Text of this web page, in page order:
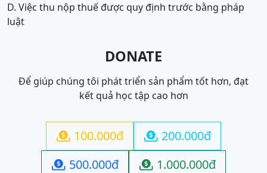
D. Việc thu nộp thuế được quy định trước bằng pháp
luật
DONATE
Để giúp chúng tôi phát triển sản phẩm tốt hơn, đạt
kết quả học tập cao hơn
 100.000đ  200.000đ
 500.000đ  1.000.000đ